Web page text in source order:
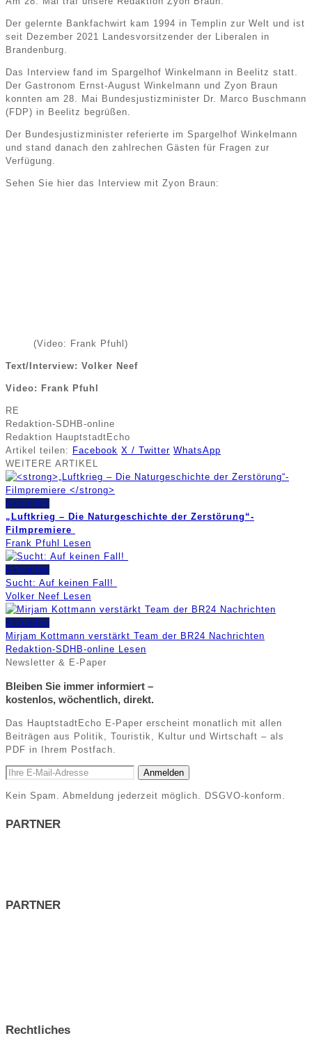
Der gelernte Bankfachwirt kam 1994 in Templin zur Welt und ist
seit Dezember 2021 Landesvorsitzender der Liberalen in
Brandenburg.
Das Interview fand im Spargelhof Winkelmann in Beelitz statt.
Der Gastronom Ernst-August Winkelmann und Zyon Braun
konnten am 28. Mai Bundesjustizminister Dr. Marco Buschmann
(FDP) in Beelitz begrüßen.
Der Bundesjustizminister referierte im Spargelhof Winkelmann
und stand danach den zahlrechen Gästen für Fragen zur
Verfügung.
Sehen Sie hier das Interview mit Zyon Braun:
(Video: Frank Pfuhl)
Text/Interview: Volker Neef
Video: Frank Pfuhl
RE
Redaktion-SDHB-online
Redaktion HauptstadtEcho
Artikel teilen: Facebook X / Twitter WhatsApp
WEITERE ARTIKEL
Aktuelles
„Luftkrieg – Die Naturgeschichte der Zerstörung“-
Filmpremiere
Frank Pfuhl
Lesen
Aktuelles
Sucht: Auf keinen Fall!
Volker Neef
Lesen
Aktuelles
Mirjam Kottmann verstärkt Team der BR24 Nachrichten
Redaktion-SDHB-online
Lesen
Newsletter & E-Paper
Bleiben Sie immer informiert –
kostenlos, wöchentlich, direkt.
Das HauptstadtEcho E-Paper erscheint monatlich mit allen
Beiträgen aus Politik, Touristik, Kultur und Wirtschaft – als
PDF in Ihrem Postfach.
Anmelden
Kein Spam. Abmeldung jederzeit möglich. DSGVO-konform.
PARTNER
PARTNER
Rechtliches